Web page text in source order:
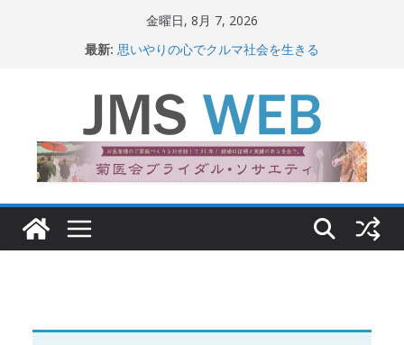
ッ
金曜日, 8月 7, 2026
最新: 思いやりの心でクルマ社会を生きる
関東大震災から100 年
新生ニッポン！